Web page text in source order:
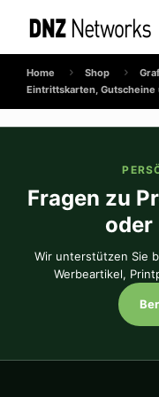
Home Shop
Eintrittskarten, Gutscheine
Fragen zu
oder
Wir unterstützen Sie
Werbeartikel,